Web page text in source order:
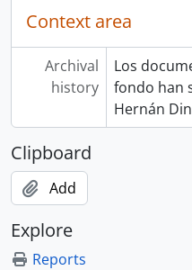
Context area
Archival
history
Los
fondo han
Hernán
Clipboard
Add
Explore
Reports